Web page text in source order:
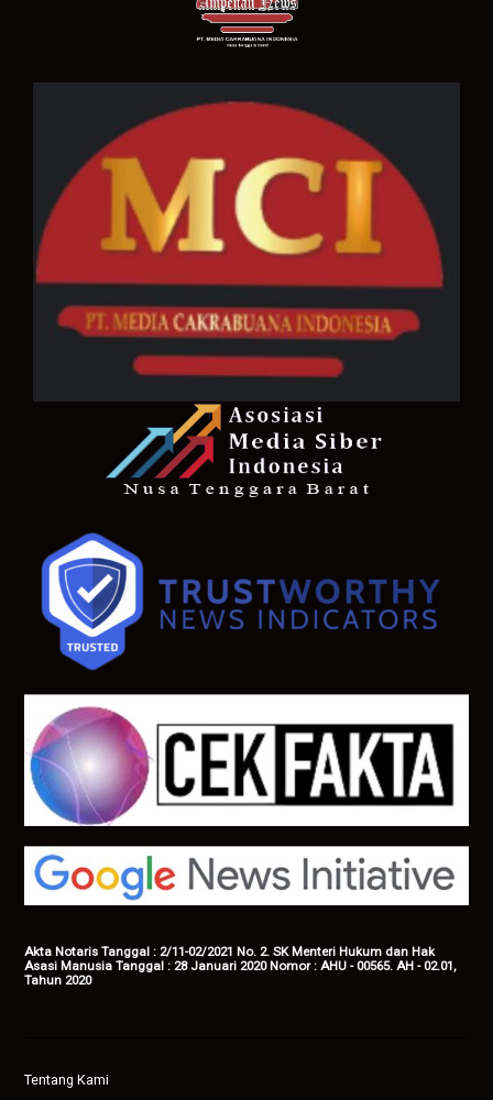
Akta Notaris Tanggal : 2/11-02/2021 No. 2. SK Menteri Hukum dan Hak
Asasi Manusia Tanggal : 28 Januari 2020 Nomor : AHU - 00565. AH - 02.01,
Tahun 2020
Tentang Kami